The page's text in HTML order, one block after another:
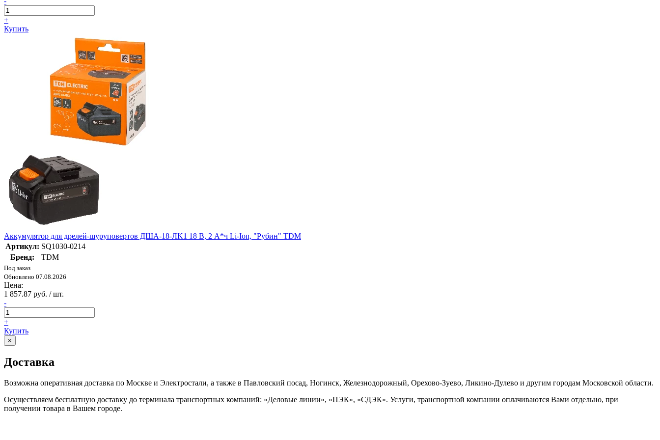
+
Купить
Аккумулятор для дрелей-шуруповертов ДША-18-ЛK1 18 В, 2 А*ч Li-Ion, "Рубин" TDM
Артикул: SQ1030-0214
Бренд:
TDM
Под заказ
Обновлено 07.08.2026
Цена:
1 857.87 руб. / шт.
-
+
Купить
×
Доставка
Возможна оперативная доставка по Москве и Электростали, а также в Павловский посад, Ногинск, Железнодорожный, Орехово-Зуево, Ликино-Дулево и другим городам Московской области.
Осуществляем бесплатную доставку до терминала транспортных компаний: «Деловые линии», «ПЭК», «СДЭК». Услуги, транспортной компании оплачиваются Вами отдельно, при
получении товара в Вашем городе.